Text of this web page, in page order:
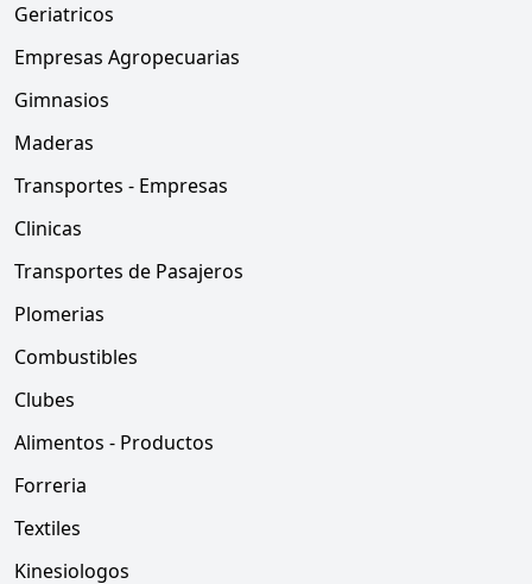
Geriatricos
Empresas Agropecuarias
Gimnasios
Maderas
Transportes - Empresas
Clinicas
Transportes de Pasajeros
Plomerias
Combustibles
Clubes
Alimentos - Productos
Forreria
Textiles
Kinesiologos